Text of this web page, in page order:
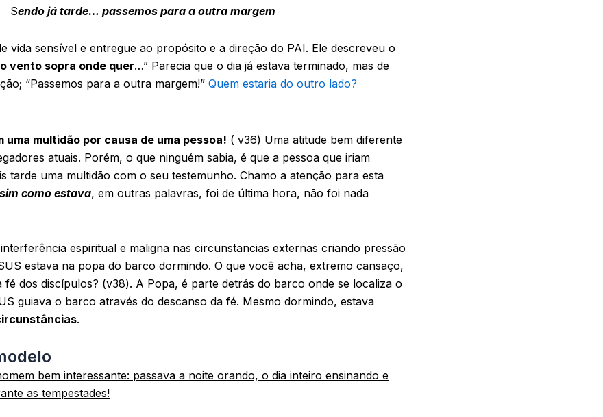
Sendo já tarde… passemos para a outra margem
vida sensível e entregue ao propósito e a direção do PAI. Ele descreveu o
o vento sopra onde quer…” Parecia que o dia já estava terminado, mas de
“Passemos para a outra margem!” Quem estaria do outro lado?
uma multidão por causa de uma pessoa! ( v36) Uma atitude bem diferente
atuais. Porém, o que ninguém sabia, é que a pessoa que iriam
tarde uma multidão com o seu testemunho. Chamo a atenção para esta
como estava, em outras palavras, foi de última hora, não foi nada
espiritual e maligna nas circunstancias externas criando pressão
estava na popa do barco dormindo. O que você acha, extremo cansaço,
fé dos discípulos? (v38). A Popa, é parte detrás do barco onde se localiza o
guiava o barco através do descanso da fé. Mesmo dormindo, estava
.
bem interessante: passava a noite orando, o dia inteiro ensinando e
as tempestades!